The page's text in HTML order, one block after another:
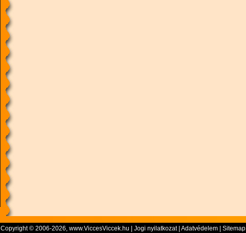
Copyright © 2006-2026, www.ViccesViccek.hu | Jogi nyilatkozat| Adatvédelem Sitemap